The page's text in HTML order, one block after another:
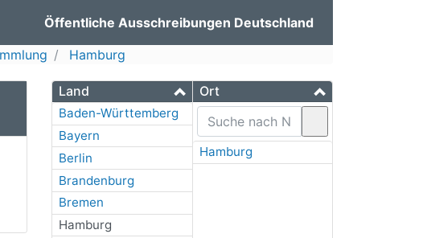
Öffentliche Ausschreibungen Deutschland
Hamburg
Land
Baden-Württemberg
Bayern
Berlin
Brandenburg
Bremen
Hamburg
Ort
Hamburg